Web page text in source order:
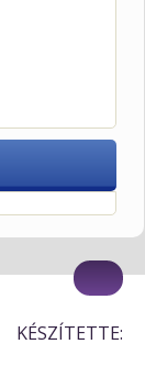
KÉSZÍTETTE: